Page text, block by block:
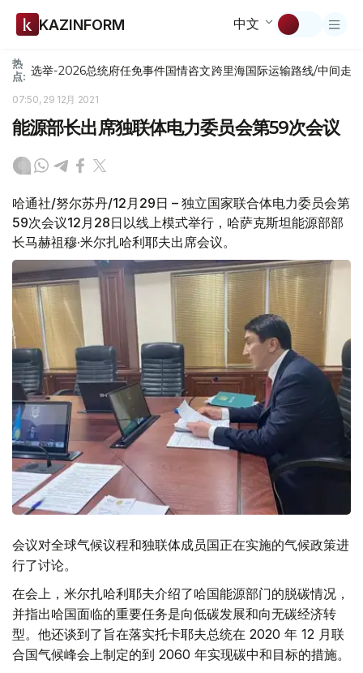
KAZINFORM 中文
热
点: 选举-2026总统府任免事件国情咨文跨里海国际运输路线/中间走廊
07:50, 29 12月 2021
能源部长出席独联体电力委员会第59次会议
哈通社/努尔苏丹/12月29日 – 独立国家联合体电力委员会第
59次会议12月28日以线上模式举行，哈萨克斯坦能源部部
长马赫祖穆·米尔扎哈利耶夫出席会议。
会议对全球气候议程和独联体成员国正在实施的气候政策进
行了讨论。
在会上，米尔扎哈利耶夫介绍了哈国能源部门的脱碳情况，
并指出哈国面临的重要任务是向低碳发展和向无碳经济转
型。他还谈到了旨在落实托卡耶夫总统在 2020 年 12 月联
合国气候峰会上制定的到 2060 年实现碳中和目标的措施。